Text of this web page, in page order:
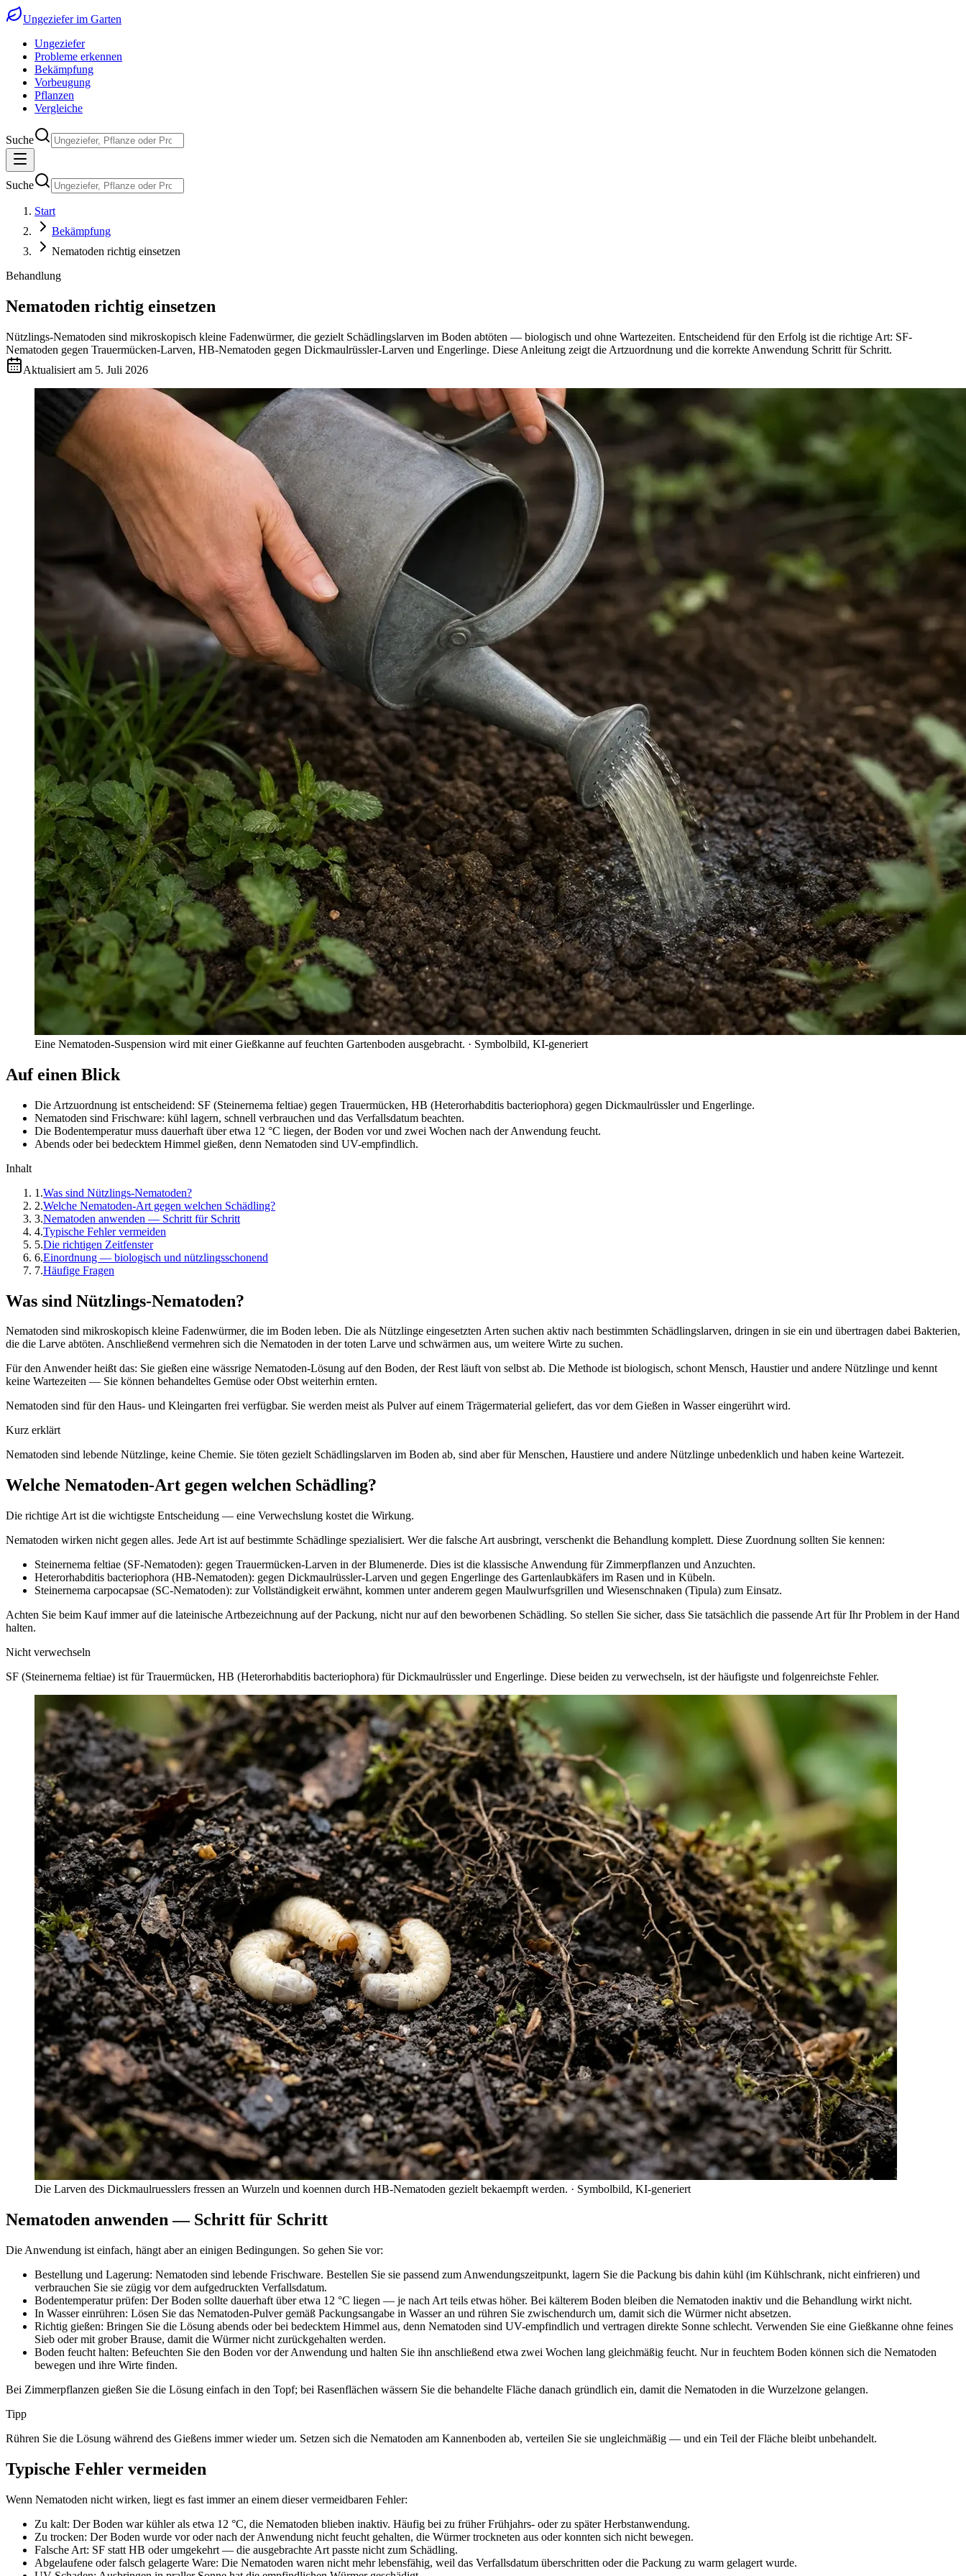
Ungeziefer im Garten
Ungeziefer
Probleme erkennen
Bekämpfung
Vorbeugung
Pflanzen
Vergleiche
Suche
Suche
Start
Bekämpfung
Nematoden richtig einsetzen
Behandlung
Nematoden richtig einsetzen
Nützlings-Nematoden sind mikroskopisch kleine Fadenwürmer, die gezielt Schädlingslarven im Boden abtöten — biologisch und ohne Wartezeiten. Entscheidend für den Erfolg ist die richtige Art: SF-
Nematoden gegen Trauermücken-Larven, HB-Nematoden gegen Dickmaulrüssler-Larven und Engerlinge. Diese Anleitung zeigt die Artzuordnung und die korrekte Anwendung Schritt für Schritt.
Aktualisiert am 5. Juli 2026
Eine Nematoden-Suspension wird mit einer Gießkanne auf feuchten Gartenboden ausgebracht. · Symbolbild, KI-generiert
Auf einen Blick
Die Artzuordnung ist entscheidend: SF (Steinernema feltiae) gegen Trauermücken, HB (Heterorhabditis bacteriophora) gegen Dickmaulrüssler und Engerlinge.
Nematoden sind Frischware: kühl lagern, schnell verbrauchen und das Verfallsdatum beachten.
Die Bodentemperatur muss dauerhaft über etwa 12 °C liegen, der Boden vor und zwei Wochen nach der Anwendung feucht.
Abends oder bei bedecktem Himmel gießen, denn Nematoden sind UV-empfindlich.
Inhalt
1 .Was sind Nützlings-Nematoden?
2.Welche Nematoden-Art gegen welchen Schädling?
3.Nematoden anwenden — Schritt für Schritt
4.Typische Fehler vermeiden
5.Die richtigen Zeitfenster
6.Einordnung — biologisch und nützlingsschonend
7.Häufige Fragen
Was sind Nützlings-Nematoden?
Nematoden sind mikroskopisch kleine Fadenwürmer, die im Boden leben. Die als Nützlinge eingesetzten Arten suchen aktiv nach bestimmten Schädlingslarven, dringen in sie ein und übertragen dabei Bakterien,
die die Larve abtöten. Anschließend vermehren sich die Nematoden in der toten Larve und schwärmen aus, um weitere Wirte zu suchen.
Für den Anwender heißt das: Sie gießen eine wässrige Nematoden-Lösung auf den Boden, der Rest läuft von selbst ab. Die Methode ist biologisch, schont Mensch, Haustier und andere Nützlinge und kennt
keine Wartezeiten — Sie können behandeltes Gemüse oder Obst weiterhin ernten.
Nematoden sind für den Haus- und Kleingarten frei verfügbar. Sie werden meist als Pulver auf einem Trägermaterial geliefert, das vor dem Gießen in Wasser eingerührt wird.
Kurz erklärt
Nematoden sind lebende Nützlinge, keine Chemie. Sie töten gezielt Schädlingslarven im Boden ab, sind aber für Menschen, Haustiere und andere Nützlinge unbedenklich und haben keine Wartezeit.
Welche Nematoden-Art gegen welchen Schädling?
Die richtige Art ist die wichtigste Entscheidung — eine Verwechslung kostet die Wirkung.
Nematoden wirken nicht gegen alles. Jede Art ist auf bestimmte Schädlinge spezialisiert. Wer die falsche Art ausbringt, verschenkt die Behandlung komplett. Diese Zuordnung sollten Sie kennen:
Steinernema feltiae (SF-Nematoden): gegen Trauermücken-Larven in der Blumenerde. Dies ist die klassische Anwendung für Zimmerpflanzen und Anzuchten.
Heterorhabditis bacteriophora (HB-Nematoden): gegen Dickmaulrüssler-Larven und gegen Engerlinge des Gartenlaubkäfers im Rasen und in Kübeln.
Steinernema carpocapsae (SC-Nematoden): zur Vollständigkeit erwähnt, kommen unter anderem gegen Maulwurfsgrillen und Wiesenschnaken (Tipula) zum Einsatz.
Achten Sie beim Kauf immer auf die lateinische Artbezeichnung auf der Packung, nicht nur auf den beworbenen Schädling. So stellen Sie sicher, dass Sie tatsächlich die passende Art für Ihr Problem in der Hand
halten.
Nicht verwechseln
SF (Steinernema feltiae) ist für Trauermücken, HB (Heterorhabditis bacteriophora) für Dickmaulrüssler und Engerlinge. Diese beiden zu verwechseln, ist der häufigste und folgenreichste Fehler.
Die Larven des Dickmaulruesslers fressen an Wurzeln und koennen durch HB-Nematoden gezielt bekaempft werden. · Symbolbild, KI-generiert
Nematoden anwenden — Schritt für Schritt
Die Anwendung ist einfach, hängt aber an einigen Bedingungen. So gehen Sie vor:
Bestellung und Lagerung: Nematoden sind lebende Frischware. Bestellen Sie sie passend zum Anwendungszeitpunkt, lagern Sie die Packung bis dahin kühl (im Kühlschrank, nicht einfrieren) und
verbrauchen Sie sie zügig vor dem aufgedruckten Verfallsdatum.
Bodentemperatur prüfen: Der Boden sollte dauerhaft über etwa 12 °C liegen — je nach Art teils etwas höher. Bei kälterem Boden bleiben die Nematoden inaktiv und die Behandlung wirkt nicht.
In Wasser einrühren: Lösen Sie das Nematoden-Pulver gemäß Packungsangabe in Wasser an und rühren Sie zwischendurch um, damit sich die Würmer nicht absetzen.
Richtig gießen: Bringen Sie die Lösung abends oder bei bedecktem Himmel aus, denn Nematoden sind UV-empfindlich und vertragen direkte Sonne schlecht. Verwenden Sie eine Gießkanne ohne feines
Sieb oder mit grober Brause, damit die Würmer nicht zurückgehalten werden.
Boden feucht halten: Befeuchten Sie den Boden vor der Anwendung und halten Sie ihn anschließend etwa zwei Wochen lang gleichmäßig feucht. Nur in feuchtem Boden können sich die Nematoden
bewegen und ihre Wirte finden.
Bei Zimmerpflanzen gießen Sie die Lösung einfach in den Topf; bei Rasenflächen wässern Sie die behandelte Fläche danach gründlich ein, damit die Nematoden in die Wurzelzone gelangen.
Tipp
Rühren Sie die Lösung während des Gießens immer wieder um. Setzen sich die Nematoden am Kannenboden ab, verteilen Sie sie ungleichmäßig — und ein Teil der Fläche bleibt unbehandelt.
Typische Fehler vermeiden
Wenn Nematoden nicht wirken, liegt es fast immer an einem dieser vermeidbaren Fehler:
Zu kalt: Der Boden war kühler als etwa 12 °C, die Nematoden blieben inaktiv. Häufig bei zu früher Frühjahrs- oder zu später Herbstanwendung.
Zu trocken: Der Boden wurde vor oder nach der Anwendung nicht feucht gehalten, die Würmer trockneten aus oder konnten sich nicht bewegen.
Falsche Art: SF statt HB oder umgekehrt — die ausgebrachte Art passte nicht zum Schädling.
Abgelaufene oder falsch gelagerte Ware: Die Nematoden waren nicht mehr lebensfähig, weil das Verfallsdatum überschritten oder die Packung zu warm gelagert wurde.